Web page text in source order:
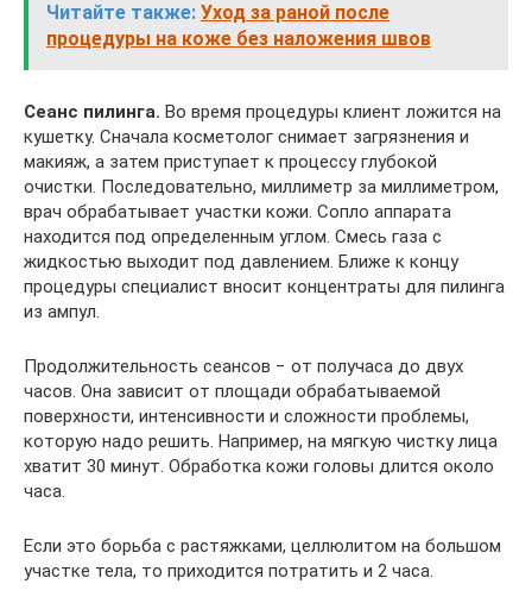
Читайте также: Уход за раной после
процедуры на коже без наложения швов
Сеанс пилинга. Во время процедуры клиент ложится на
кушетку. Сначала косметолог снимает загрязнения и
макияж, а затем приступает к процессу глубокой
очистки. Последовательно, миллиметр за миллиметром,
врач обрабатывает участки кожи. Сопло аппарата
находится под определенным углом. Смесь газа с
жидкостью выходит под давлением. Ближе к концу
процедуры специалист вносит концентраты для пилинга
из ампул.
Продолжительность сеансов − от получаса до двух
часов. Она зависит от площади обрабатываемой
поверхности, интенсивности и сложности проблемы,
которую надо решить. Например, на мягкую чистку лица
хватит 30 минут. Обработка кожи головы длится около
часа.
Если это борьба с растяжками, целлюлитом на большом
участке тела, то приходится потратить и 2 часа.